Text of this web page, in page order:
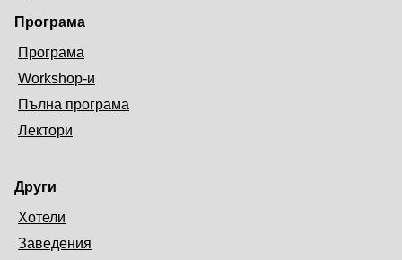
Програма
Програма
Workshop-и
Пълна програма
Лектори
Други
Хотели
Заведения